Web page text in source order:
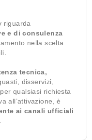
riguarda
e di consulenza
nella scelta
tecnica,
disservizi,
qualsiasi richiesta
all’attivazione, è
ai canali ufficiali